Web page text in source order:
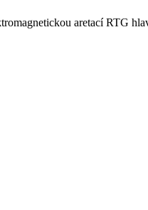
aretací RTG